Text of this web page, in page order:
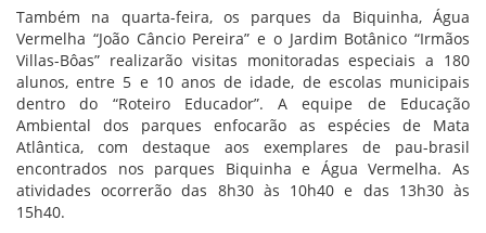
Também na quarta-feira, os parques da Biquinha, Água
Vermelha “João Câncio Pereira” e o Jardim Botânico “Irmãos
Villas-Bôas” realizarão visitas monitoradas especiais a 180
alunos, entre 5 e 10 anos de idade, de escolas municipais
dentro do “Roteiro Educador”. A equipe de Educação
Ambiental dos parques enfocarão as espécies de Mata
Atlântica, com destaque aos exemplares de pau-brasil
encontrados nos parques Biquinha e Água Vermelha. As
atividades ocorrerão das 8h30 às 10h40 e das 13h30 às
15h40.